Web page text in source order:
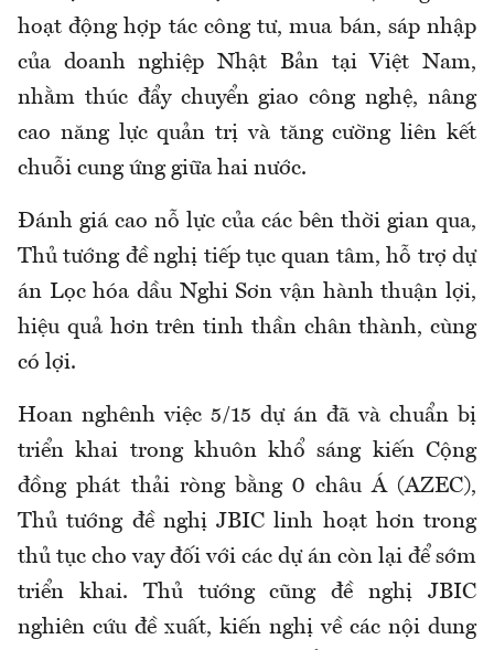
hoạt động hợp tác công tư, mua bán, sáp nhập
của doanh nghiệp Nhật Bản tại Việt Nam,
nhằm thúc đẩy chuyển giao công nghệ, nâng
cao năng lực quản trị và tăng cường liên kết
chuỗi cung ứng giữa hai nước.
Đánh giá cao nỗ lực của các bên thời gian qua,
Thủ tướng đề nghị tiếp tục quan tâm, hỗ trợ dự
án Lọc hóa dầu Nghi Sơn vận hành thuận lợi,
hiệu quả hơn trên tinh thần chân thành, cùng
có lợi.
Hoan nghênh việc 5/15 dự án đã và chuẩn bị
triển khai trong khuôn khổ sáng kiến Cộng
đồng phát thải ròng bằng 0 châu Á (AZEC),
Thủ tướng đề nghị JBIC linh hoạt hơn trong
thủ tục cho vay đối với các dự án còn lại để sớm
triển khai. Thủ tướng cũng đề nghị JBIC
nghiên cứu đề xuất, kiến nghị về các nội dung